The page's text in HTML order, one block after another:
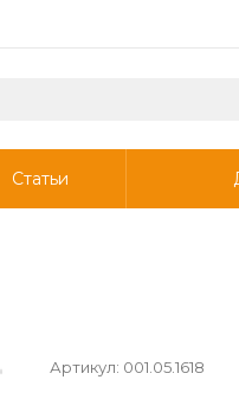
Статьи
Артикул: 001.05.1618